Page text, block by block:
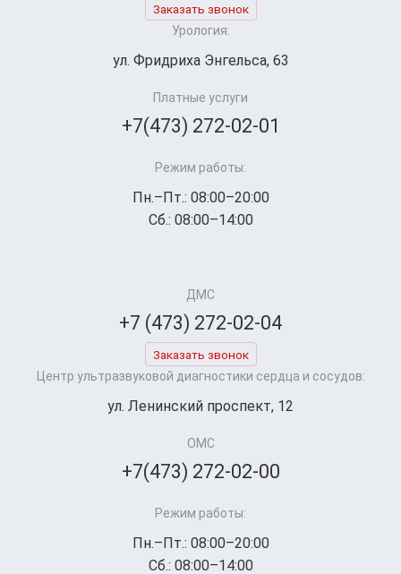
Заказать звонок
Урология:
ул. Фридриха Энгельса, 63
Платные услуги
+7(473) 272-02-01
Режим работы:
Пн.–Пт.: 08:00–20:00
Сб.: 08:00–14:00
ДМС
+7 (473) 272-02-04
Заказать звонок
Центр ультразвуковой диагностики сердца и сосудов:
ул. Ленинский проспект, 12
ОМС
+7(473) 272-02-00
Режим работы:
Пн.–Пт.: 08:00–20:00
Сб.: 08:00–14:00